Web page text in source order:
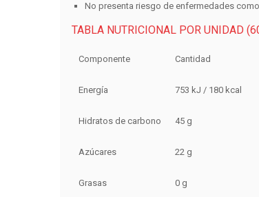
No presenta riesgo de enfermedades como
TABLA NUTRICIONAL POR UNIDAD
Componente Cantidad
Energía 753 kJ / 180 kcal
Hidratos de carbono 45 g
Azúcares 22 g
Grasas 0 g